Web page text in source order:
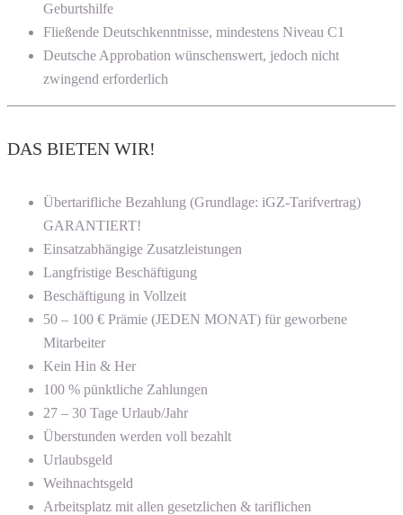
Geburtshilfe
Fließende Deutschkenntnisse, mindestens Niveau C1
Deutsche Approbation wünschenswert, jedoch nicht
zwingend erforderlich
DAS BIETEN WIR!
Übertarifliche Bezahlung (Grundlage: iGZ-Tarifvertrag)
GARANTIERT!
Einsatzabhängige Zusatzleistungen
Langfristige Beschäftigung
Beschäftigung in Vollzeit
50 – 100 € Prämie (JEDEN MONAT) für geworbene
Mitarbeiter
Kein Hin & Her
100 % pünktliche Zahlungen
27 – 30 Tage Urlaub/Jahr
Überstunden werden voll bezahlt
Urlaubsgeld
Weihnachtsgeld
Arbeitsplatz mit allen gesetzlichen & tariflichen